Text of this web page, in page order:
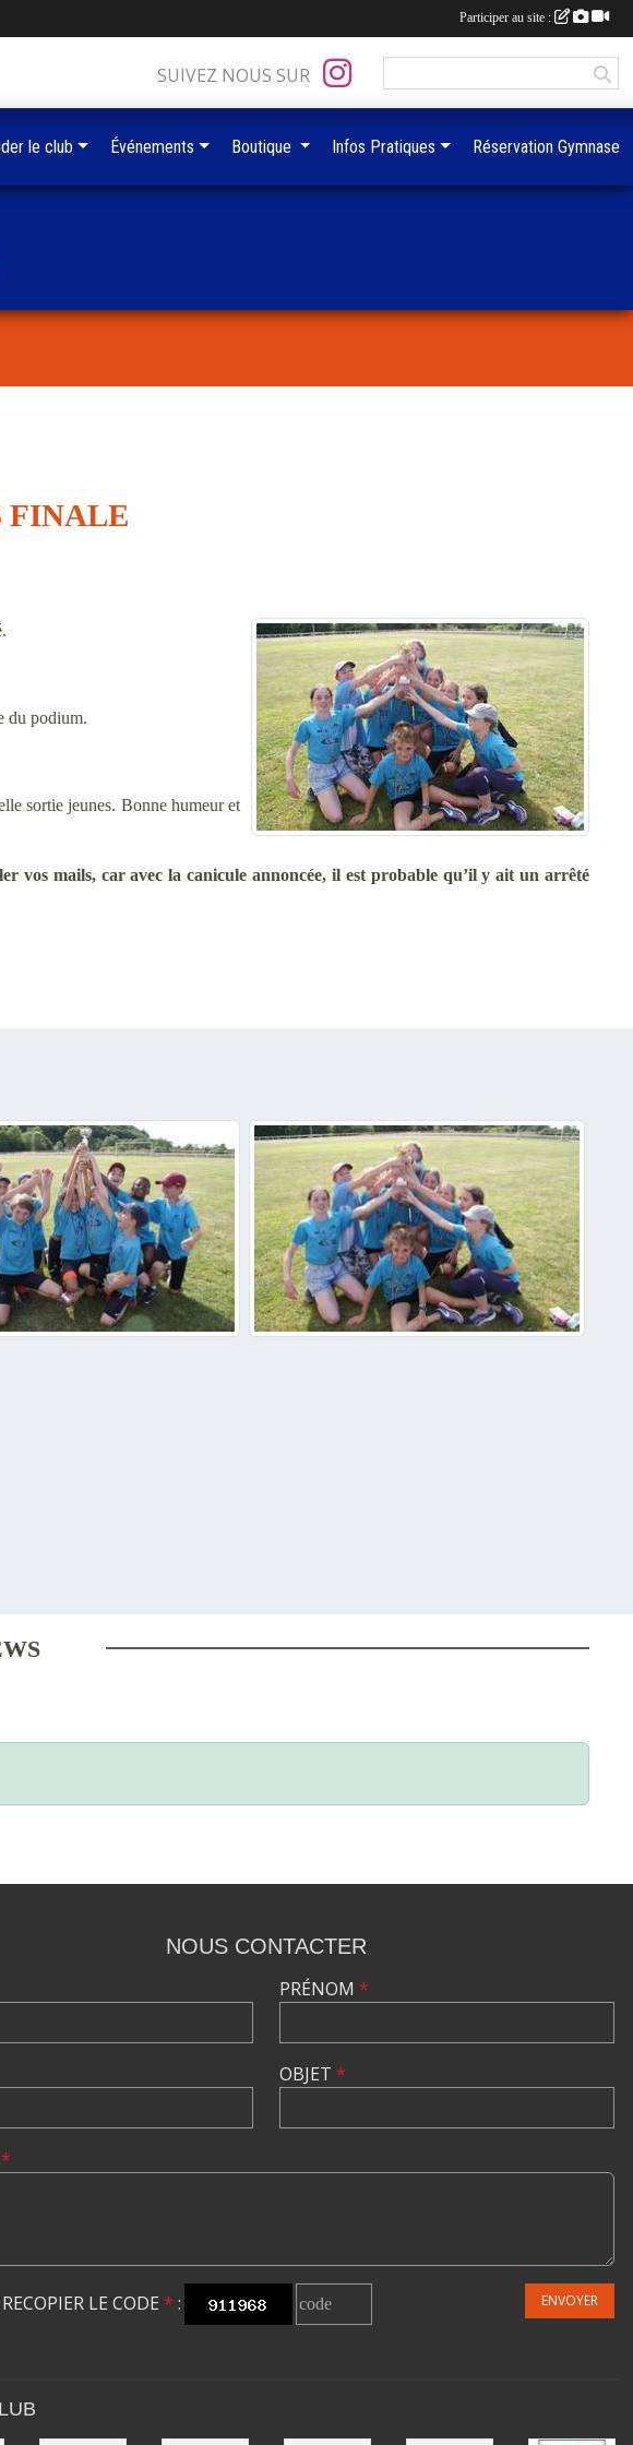
FINALE
du podium.
sortie jeunes. Bonne humeur et
mails, car avec la canicule annoncée, il est probable qu’il y ait un arrêté
SUIVEZ NOUS SUR
le club Événements Boutique Infos Pratiques Réservation Gymnase
NOUS CONTACTER
PRÉNOM *
OBJET *
*
LE CODE * : ENVOYER
Participer au site :